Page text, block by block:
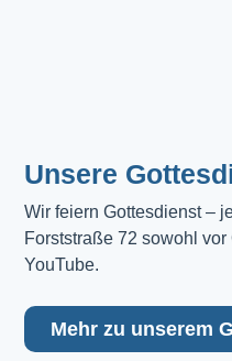
Unsere
Wir feiern Gottesdienst –
Forststraße 72 sowohl
YouTube.
Mehr zu unserem